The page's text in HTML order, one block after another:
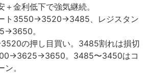
＋金利低下で強気継続。
ト3550→3520→3485、レジスタン
。
の押し目買い。3485割れは損切
。3485〜3450はコ
。